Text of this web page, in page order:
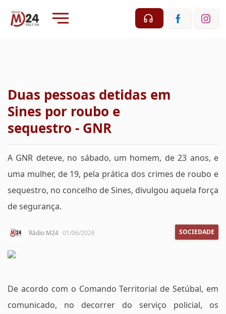
Duas pessoas detidas em
Sines por roubo e
sequestro - GNR
A GNR deteve, no sábado, um homem, de 23 anos, e
uma mulher, de 19, pela prática dos crimes de roubo e
sequestro, no concelho de Sines, divulgou aquela força
de segurança.
Rádio M24 01/06/2026 SOCIEDADE
De acordo com o Comando Territorial de Setúbal, em
comunicado, no decorrer do serviço policial, os